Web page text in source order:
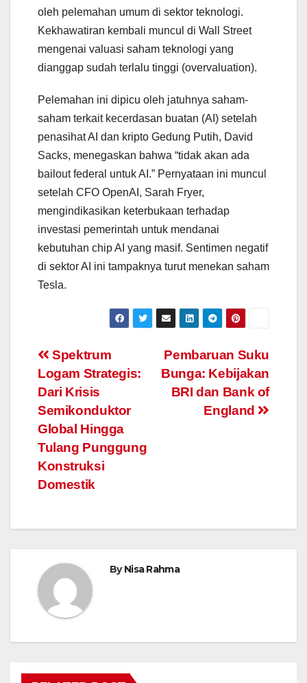
oleh pelemahan umum di sektor teknologi.
Kekhawatiran kembali muncul di Wall Street
mengenai valuasi saham teknologi yang
dianggap sudah terlalu tinggi (overvaluation).
Pelemahan ini dipicu oleh jatuhnya saham-
saham terkait kecerdasan buatan (AI) setelah
penasihat AI dan kripto Gedung Putih, David
Sacks, menegaskan bahwa “tidak akan ada
bailout federal untuk AI.” Pernyataan ini muncul
setelah CFO OpenAI, Sarah Fryer,
mengindikasikan keterbukaan terhadap
investasi pemerintah untuk mendanai
kebutuhan chip AI yang masif. Sentimen negatif
di sektor AI ini tampaknya turut menekan saham
Tesla.
Navigasi
pos
Pembaruan Suku
Bunga: Kebijakan
BRI dan Bank of
England
Spektrum
Logam Strategis:
Dari Krisis
Semikonduktor
Global Hingga
Tulang Punggung
Konstruksi
Domestik
ByNisa Rahma